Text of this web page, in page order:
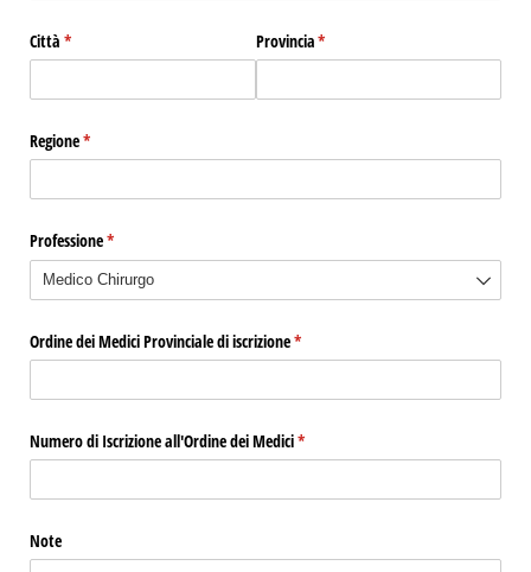
Città *
(richiesto) Provincia*
(richiesto)
Regione*
(richiesto)
Professione*
(richiesto)
Ordine dei Medici Provinciale di iscrizione*
(richiesto)
Numero di Iscrizione all'Ordine dei Medici*
(richiesto)
Note